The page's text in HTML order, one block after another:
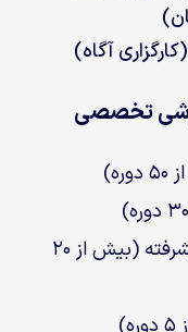
آگاه)
تخصصی
تحلیل تکنیکال مقدماتی و پیشرفته (بیش از ۲۰